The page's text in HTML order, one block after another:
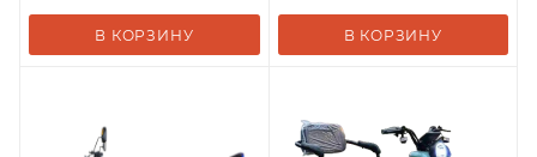
В КОРЗИНУ В КОРЗИНУ